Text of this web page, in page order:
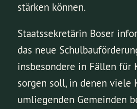
stärken können.
Staatssekretärin Boser
das neue
insbesondere in Fällen für
sorgen soll, in denen viele
umliegenden Gemeinden